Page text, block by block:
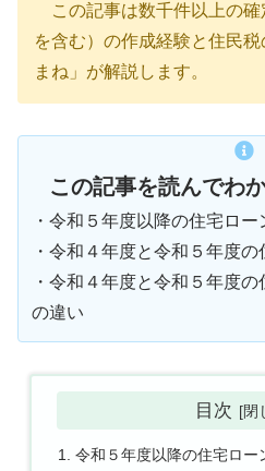
この記事は数千件以上の確
を含む）の作成経験と住民
まね」が解説します。
この記事を読んでわ
・令和５年度以降の住宅ロ
・令和４年度と令和５年度
・令和４年度と令和５年度
の違い
目次
令和５年度以降の住宅ロー